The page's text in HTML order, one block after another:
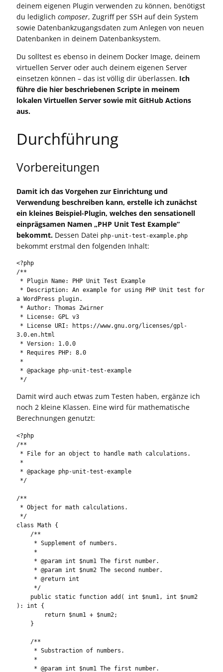
deinem eigenen Plugin verwenden zu können, benötigst
du lediglichcomposer, Zugriff per SSH auf dein System
sowie Datenbankzugangsdaten zum Anlegen von neuen
Datenbanken in deinem Datenbanksystem.
Du solltest es ebenso in deinem Docker Image, deinem
virtuellen Server oder auch deinem eigenen Server
einsetzen können – das ist völlig dir überlassen. Ich
führe die hier beschriebenen Scripte in meinem
lokalen Virtuellen Server sowie mit GitHub Actions
aus.
Durchführung
Vorbereitungen
Damit ich das Vorgehen zur Einrichtung und
Verwendung beschreiben kann, erstelle ich zunächst
ein kleines Beispiel-Plugin, welches den sensationell
einprägsamen Namen „PHP Unit Test Example“
bekommt. Dessen Datei php-unit-test-example.php
bekommt erstmal den folgenden Inhalt:
<?php
/**
a WordPress plugin.
3.0.en.html
*/
Damit wird auch etwas zum Testen haben, ergänze ich
noch 2 kleine Klassen. Eine wird für mathematische
Berechnungen genutzt:
<?php
/**
/**
class Math {
): int {